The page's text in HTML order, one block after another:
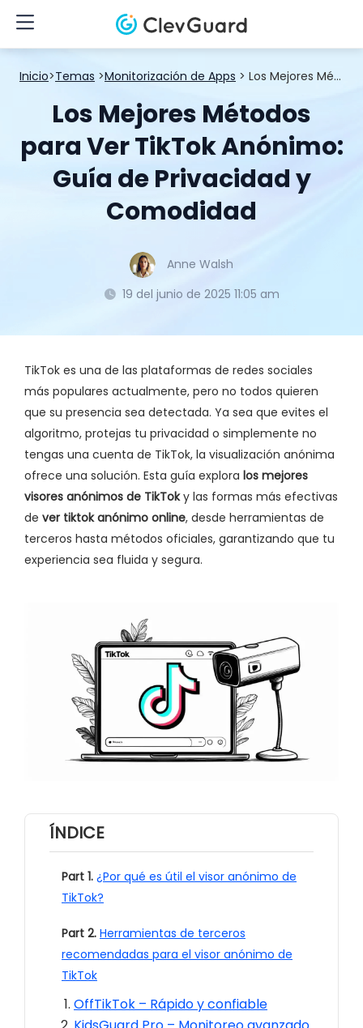
Inicio>Temas >Monitorización de Apps > Los Mejores Métodos para Ver TikTok Anónimo: Guía de Privacidad y Comodidad
Los Mejores Métodos
para Ver TikTok Anónimo:
Guía de Privacidad y
Comodidad
Anne Walsh
19 del junio de 2025 11:05 am
TikTok es una de las plataformas de redes sociales
más populares actualmente, pero no todos quieren
que su presencia sea detectada. Ya sea que evites el
algoritmo, protejas tu privacidad o simplemente no
tengas una cuenta de TikTok, la visualización anónima
ofrece una solución. Esta guía explora los mejores
visores anónimos de TikToky las formas más efectivas
de ver tiktok anónimo online, desde herramientas de
terceros hasta métodos oficiales, garantizando que tu
experiencia sea fluida y segura.
ÍNDICE
Part 1. ¿Por qué es útil el visor anónimo de
TikTok?
Part 2. Herramientas de terceros
recomendadas para el visor anónimo de
TikTok
OffTikTok – Rápido y confiable